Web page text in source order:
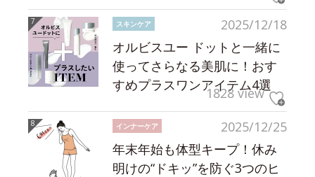
2025/12/18
スキンケア
オルビスユー ドットと一緒に
使ってさらなる美肌に！おす
すめプラスワンアイテム4選
1828 view
2025/12/25
インナーケア
年末年始も体型キープ！休み
明けの“ドキッ”を防ぐ3つのヒ